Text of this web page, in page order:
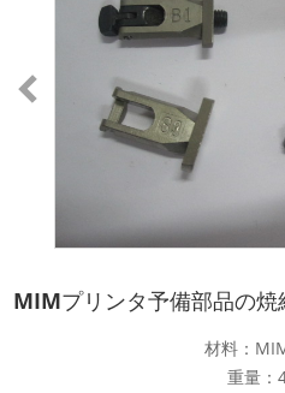
MIMプリンタ予備部品の焼
材料：
重量：